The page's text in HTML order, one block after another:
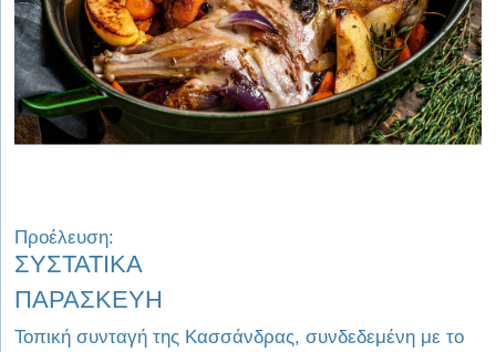
Προέλευση:
ΣΥΣΤΑΤΙΚΑ
ΠΑΡΑΣΚΕΥΗ
Τοπική συνταγή της Κασσάνδρας, συνδεδεμένη με το